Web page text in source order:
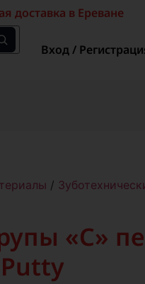
доставка в Ереване
Вход /
/
«С»